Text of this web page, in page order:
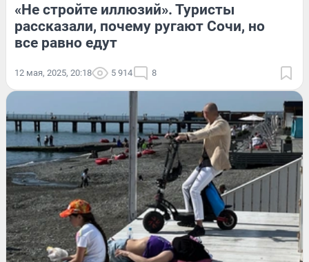
«Не стройте иллюзий». Туристы
рассказали, почему ругают Сочи, но
все равно едут
12 мая, 2025, 20:18 5 914 8